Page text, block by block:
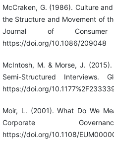
McCraken, G. (1986). Culture
the Structure and Movement of
Journal of
https://doi.org/10.1086/209048
McIntosh, M. & Morse, J.
Semi-Structured Interviews.
https://doi.org/
Moir, L. (2001). What Do We
Corporate
https://doi.org/10.1108/